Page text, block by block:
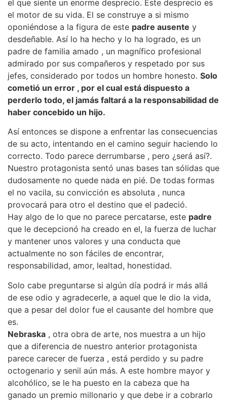
el que siente un enorme desprecio. Este desprecio es
el motor de su vida. El se construye a si mismo
oponiéndose a la figura de este padre ausente y
desdeñable. Así lo ha hecho y lo ha logrado, es un
padre de familia amado , un magnífico profesional
admirado por sus compañeros y respetado por sus
jefes, considerado por todos un hombre honesto. Solo
cometió un error , por el cual está dispuesto a
perderlo todo, el jamás faltará a la responsabilidad de
haber concebido un hijo.
Así entonces se dispone a enfrentar las consecuencias
de su acto, intentando en el camino seguir haciendo lo
correcto. Todo parece derrumbarse , pero ¿será así?.
Nuestro protagonista sentó unas bases tan sólidas que
dudosamente no quede nada en pié. De todas formas
el no vacila, su convicción es absoluta , nunca
provocará para otro el destino que el padeció.
Hay algo de lo que no parece percatarse, este padre
que le decepcionó ha creado en el, la fuerza de luchar
y mantener unos valores y una conducta que
actualmente no son fáciles de encontrar,
responsabilidad, amor, lealtad, honestidad.
Solo cabe preguntarse si algún día podrá ir más allá
de ese odio y agradecerle, a aquel que le dio la vida,
que a pesar del dolor fue el causante del hombre que
es.
Nebraska , otra obra de arte, nos muestra a un hijo
que a diferencia de nuestro anterior protagonista
parece carecer de fuerza , está perdido y su padre
octogenario y senil aún más. A este hombre mayor y
alcohólico, se le ha puesto en la cabeza que ha
ganado un premio millonario y que debe ir a cobrarlo